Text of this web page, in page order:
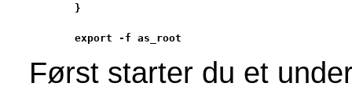
}
export -f as_root
Først starter du et